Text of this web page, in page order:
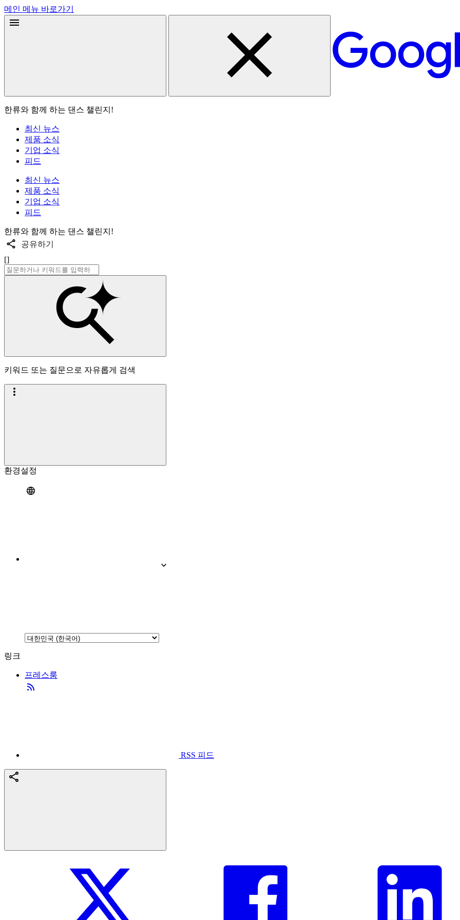
메인 메뉴 바로가기
한류와 함께 하는 댄스 챌린지!
최신 뉴스
제품 소식
기업 소식
피드
최신 뉴스
제품 소식
기업 소식
피드
한류와 함께 하는 댄스 챌린지!
공유하기
[]
키워드 또는 질문으로 자유롭게 검색
환경설정
링크
프레스룸
RSS 피드